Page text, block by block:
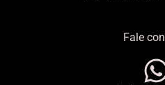
Fale